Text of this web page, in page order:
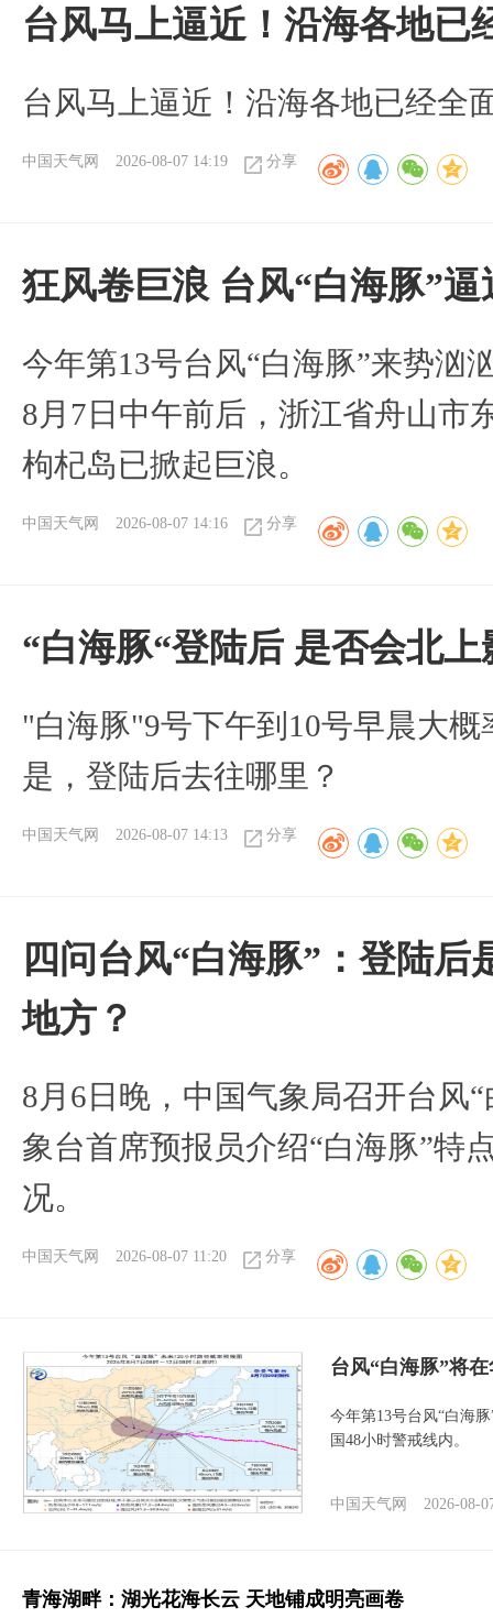
台风马上逼近！沿海各地已
台风马上逼近！沿海各地已经全
中国天气网 2026-08-07 14:19 分享
狂风卷巨浪 台风“白海豚”
今年第13号台风“白海豚”来势汹
8月7日中午前后，浙江省舟山市
枸杞岛已掀起巨浪。
中国天气网 2026-08-07 14:16 分享
“白海豚“登陆后 是否会北
"白海豚"9号下午到10号早晨大
是，登陆后去往哪里？
中国天气网 2026-08-07 14:13 分享
四问台风“白海豚”：登陆
地方？
8月6日晚，中国气象局召开台风
象台首席预报员介绍“白海豚”特
况。
中国天气网 2026-08-07 11:20 分享
台风“白海豚”将
今年第13号台风“白海
国48小时警戒线内。
中国天气网 2026-08-
青海湖畔：湖光花海长云 天地铺成明亮画卷